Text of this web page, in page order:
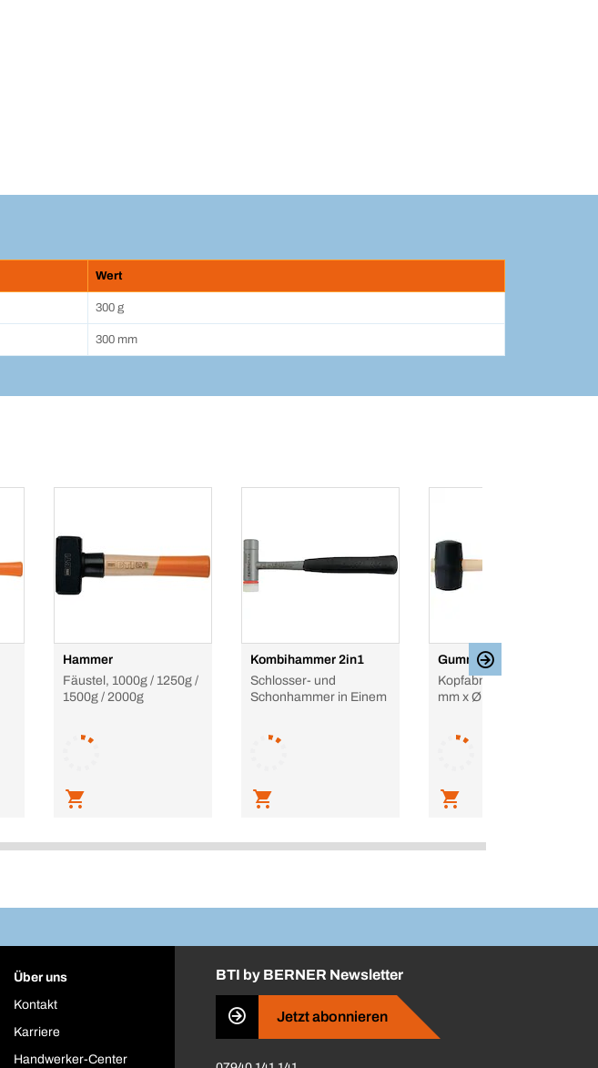
Wert
300 g
300 mm
Hammer
Fäustel, 1000g / 1250g /
1500g / 2000g
Kombihammer 2in1
Schlosser- und
Schonhammer in Einem
Gummihammer
Kopfabmessung: 115
mm x Ø 65 mm
Über uns
Kontakt
Karriere
Handwerker-Center
BTI by BERNER Newsletter
Jetzt abonnieren